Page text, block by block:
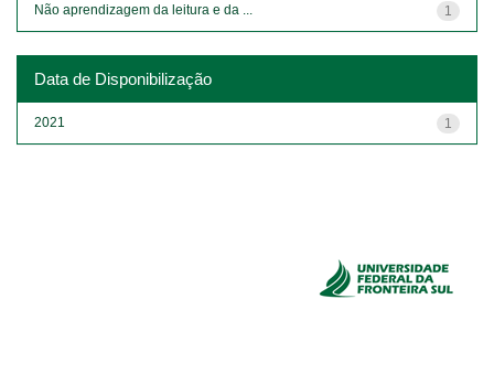
1
Não aprendizagem da leitura e da ...
Data de Disponibilização
1
2021